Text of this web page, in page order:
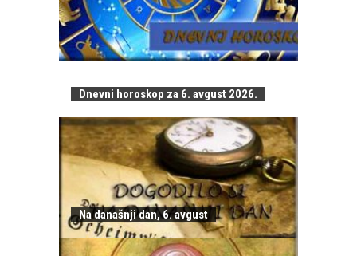
Dnevni horoskop za 6. avgust 2026.
Na današnji dan, 6. avgust